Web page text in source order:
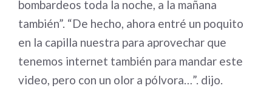
bombardeos toda la noche, a la mañana
también”. “De hecho, ahora entré un poquito
en la capilla nuestra para aprovechar que
tenemos internet también para mandar este
video, pero con un olor a pólvora…”. dijo.